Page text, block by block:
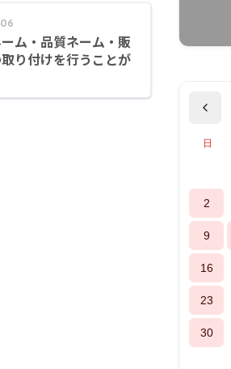
ム・品質ネーム・販
り付けを行うことが